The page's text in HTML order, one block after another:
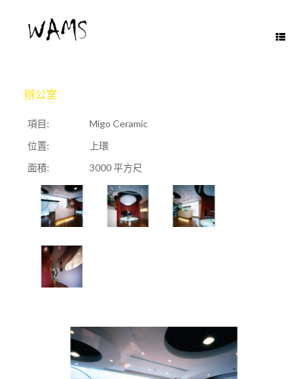
content
辦公室
項目:
Migo Ceramic
位置:
上環
面積:
3000 平方尺